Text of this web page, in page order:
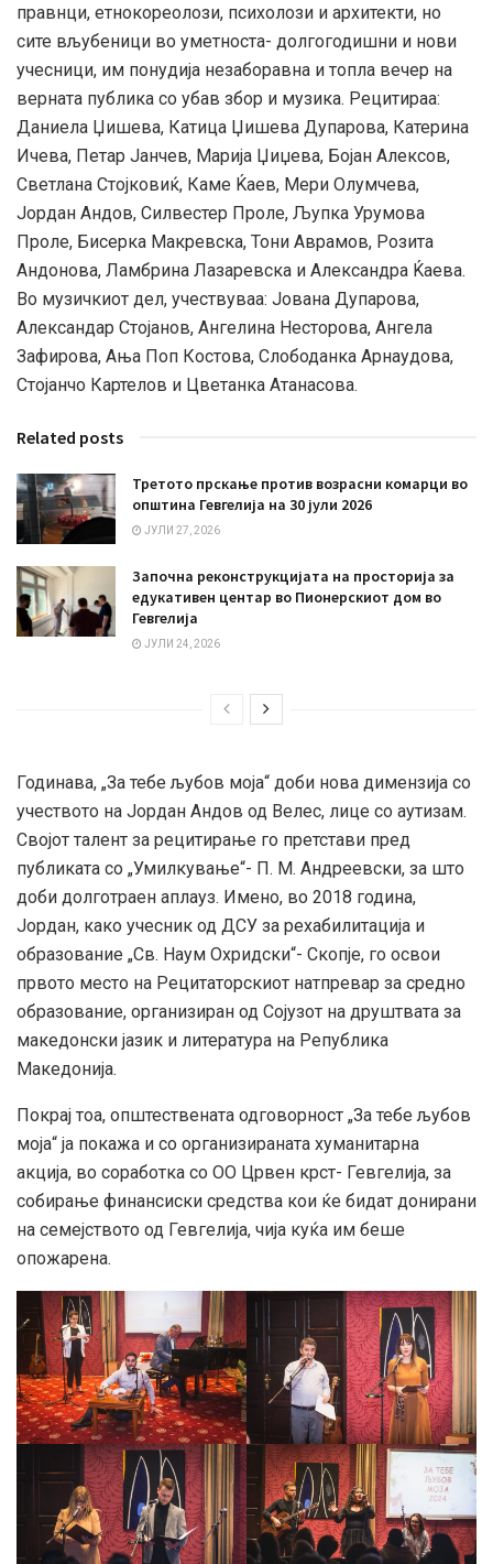
правнци, етнокореолози, психолози и архитекти, но
сите вљубеници во уметноста- долгогодишни и нови
учесници, им понудија незаборавна и топла вечер на
верната публика со убав збор и музика. Рецитираа:
Даниела Џишева, Катица Џишева Дупарова, Катерина
Ичева, Петар Јанчев, Марија Џиџева, Бојан Aлексов,
Светлана Стојковиќ, Каме Ќаев, Мери Олумчева,
Јордан Aндов, Силвестер Проле, Љупка Урумова
Проле, Бисерка Макревска, Тони Аврамов, Розита
Андонова, Ламбрина Лазаревска и Александра Ќаева.
Во музичкиот дел, учествуваа: Јована Дупарова,
Александар Стојанов, Ангелина Несторова, Ангела
Зафирова, Ања Поп Костова, Слободанка Арнаудова,
Стојанчо Картелов и Цветанка Атанасова.
Related posts
Третото прскање против возрасни комарци во
општина Гевгелија на 30 јули 2026
ЈУЛИ 27, 2026
Започна реконструкцијата на просторија за
едукативен центар во Пионерскиот дом во
Гевгелија
ЈУЛИ 24, 2026
Годинава, „За тебе љубов моја“ доби нова димензија со
учеството на Јордан Андов од Велес, лице со аутизам.
Својот талент за рецитирање го претстави пред
публиката со „Умилкување“- П. М. Андреевски, за што
доби долготраен аплауз. Имено, во 2018 година,
Јордан, како учесник од ДСУ за рехабилитација и
образование „Св. Наум Охридски“- Скопје, го освои
првото место на Рецитаторскиот натпревар за средно
образование, организиран од Сојузот на друштвата за
македонски јазик и литература на Република
Македонија.
Покрај тоа, општествената одговорност „За тебе љубов
моја“ ја покажа и со организираната хуманитарна
акција, во соработка со ОО Црвен крст- Гевгелија, за
собирање финансиски средства кои ќе бидат донирани
на семејството од Гевгелија, чија куќа им беше
опожарена.